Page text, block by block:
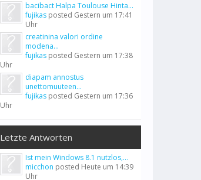
bacibact Halpa Toulouse Hinta...
fujikas posted Gestern um 17:41
Uhr
creatinina valori ordine
modena...
fujikas posted Gestern um 17:38
Uhr
diapam annostus
unettomuuteen...
fujikas posted Gestern um 17:36
Uhr
Letzte Antworten
Ist mein Windows 8.1 nutzlos,...
micchon posted Heute um 14:39
Uhr